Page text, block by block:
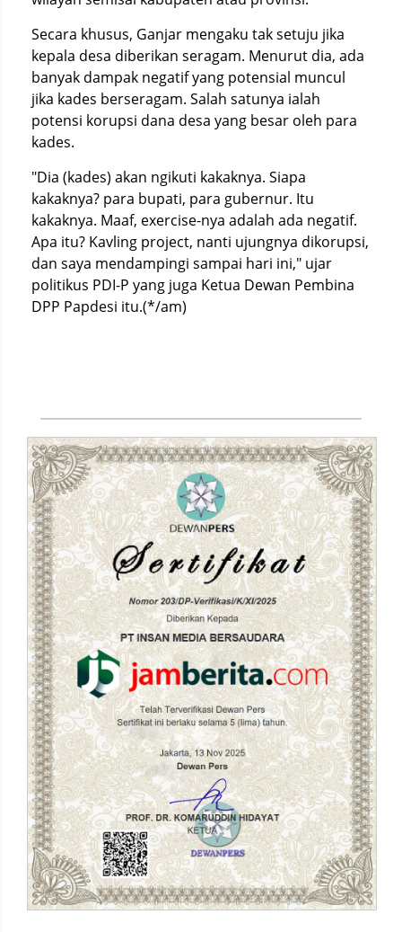
Secara khusus, Ganjar mengaku tak setuju jika
kepala desa diberikan seragam. Menurut dia, ada
banyak dampak negatif yang potensial muncul
jika kades berseragam. Salah satunya ialah
potensi korupsi dana desa yang besar oleh para
kades.
"Dia (kades) akan ngikuti kakaknya. Siapa
kakaknya? para bupati, para gubernur. Itu
kakaknya. Maaf, exercise-nya adalah ada negatif.
Apa itu? Kavling project, nanti ujungnya dikorupsi,
dan saya mendampingi sampai hari ini," ujar
politikus PDI-P yang juga Ketua Dewan Pembina
DPP Papdesi itu.(*/am)